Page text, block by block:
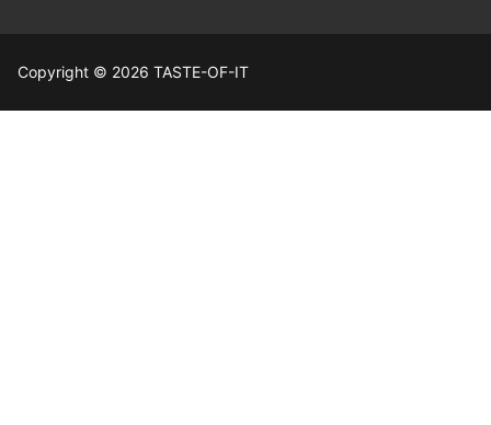
Copyright © 2026 TASTE-OF-IT